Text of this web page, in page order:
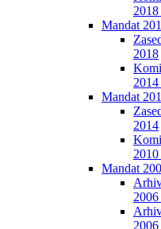
Mandat
2018
Mandat
2014
Mandat